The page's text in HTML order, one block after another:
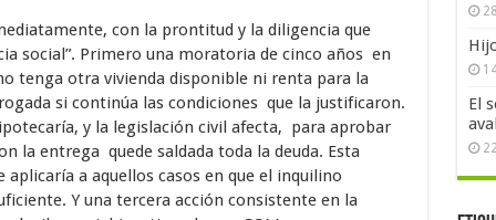
con la prontitud y la diligencia que
social”. Primero una moratoria de cinco años en
tenga otra vivienda disponible ni renta para la
si continúa las condiciones que la justificaron.
y la legislación civil afecta, para aprobar
la entrega quede saldada toda la deuda. Esta
a aquellos casos en que el inquilino
Y una tercera acción consistente en la
El